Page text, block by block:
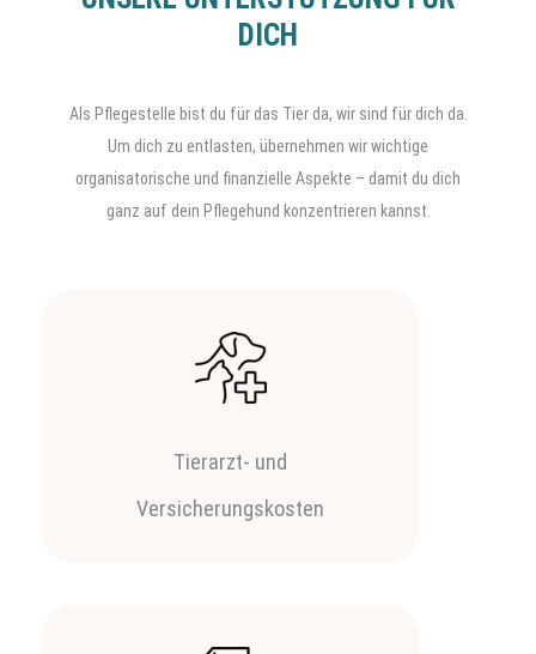
DICH
Als Pflegestelle bist du für das Tier da, wir sind für dich da.
Um dich zu entlasten, übernehmen wir wichtige
organisatorische und finanzielle Aspekte – damit du dich
ganz auf dein Pflegehund konzentrieren kannst.
Tierarzt- und
Versicherungskosten